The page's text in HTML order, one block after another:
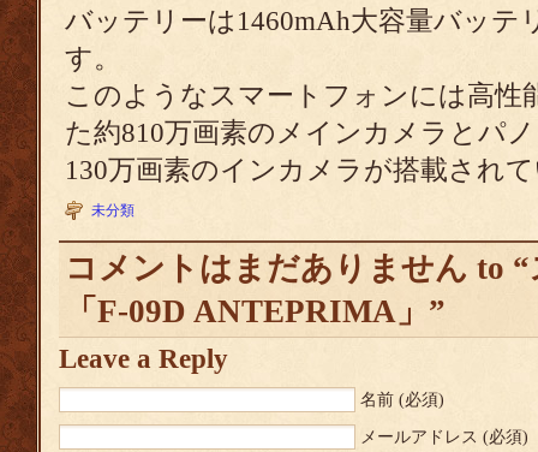
バッテリーは1460mAh大容量バッテ
す。
このようなスマートフォンには高性
た約810万画素のメインカメラとパ
130万画素のインカメラが搭載され
未分類
コメントはまだありません to
「F-09D ANTEPRIMA」”
Leave a Reply
名前 (必須)
メールアドレス (必須)